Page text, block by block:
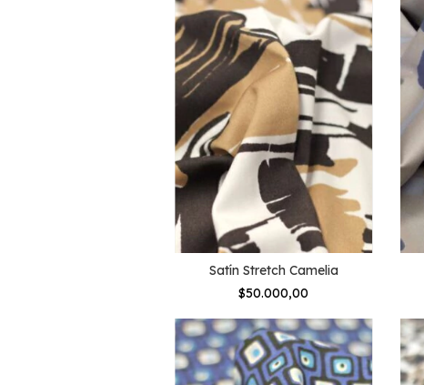
Satín Stretch Camelia
$50.000,00